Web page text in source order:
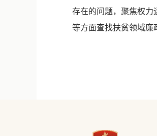
存在的问题，聚焦权力
等方面查找扶贫领域廉